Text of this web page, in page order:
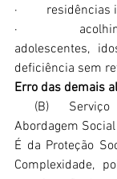
·
·
adolescentes,
deficiência sem
Erro das demais
(B) Serviço
Abordagem Social
É da Proteção
Complexidade,